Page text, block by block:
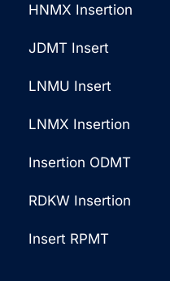
HNMX Insertion
JDMT Insert
LNMU Insert
LNMX Insertion
Insertion ODMT
RDKW Insertion
Insert RPMT